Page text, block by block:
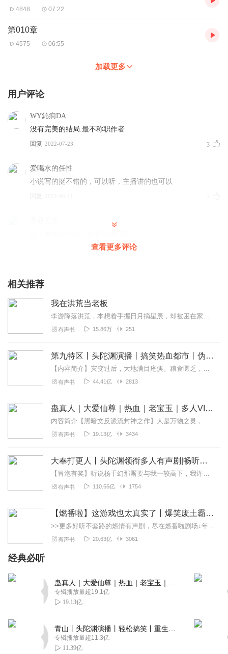
4848 07:22
第010章
4575 06:55
加载更多
用户评论
WY鈊痌DA
没有完美的结局.最不称职作者
回复 2022-07-23 3
爱喝水的任性
小说写的挺不错的，可以听，主播讲的也可以
回复
先听听看如果不错的话再把那半颗补上
2022-07-06
安之silence
2022-06-27
东岸人人
2022-07-10
拉低了分数
2022-08-24
除了说出来的洪荒以外没有一点洪荒的感觉！
2022-05-05 1
洪荒里那么多有名有姓的人物，作者写的就像一群小混混一
2023-08-12
小说名字叫什么，，，，
回复 2022-11-03
查看更多评论
相关推荐
我在洪荒当老板
李游降落洪荒，本想着手握日月摘星辰，却被困在家一座屋子里，必须不停交易才可以出去李游：系统，来，你出来咱俩聊聊。为了能看看花花世界，李游和洪荒里各路人物做起...
有声书 15.86万 251
第九特区丨头陀渊演播丨搞笑热血都市丨伪戒丨VIP免费多人有声剧
【内容简介】灾变过后，大地满目疮痍。粮食匮乏，资源紧俏，局势混乱……一位从待规划区杀出来的青年，背对着漫天黄沙，孤身来到九区谋生，却不曾想偶然结识三五好友，一念...
有声书 44.41亿 2813
蛊真人｜大爱仙尊｜热血｜老宝玉｜多人VIP免费有声剧
内容简介【黑暗文反派流封神之作】人是万物之灵，蛊是天地真精。一个穿越者不断重生的故事。一个养蛊、炼蛊、用蛊的奇特世界。配音组（男角色）老宝玉旁白...
有声书 19.13亿 3434
大奉打更人丨头陀渊领衔多人有声剧|畅听全集|王鹤棣、田曦薇主演影视剧原著|卖报小郎君
【冒泡有奖】听说杨千幻那厮要与我一较高下，我许七安要开始装叉了！快进入声音播放页戳下方输入框，冒个泡偷偷告诉我，我要用哪些诗词才能胜过他？说得好的，有赏！202...
有声书 110.66亿 1754
【燃番啦】这游戏也太真实了丨爆笑废土霸榜神作丨紫襟剧社制作
>>更多好听不套路的燃情有声剧，尽在燃番啦剧场↓年度重磅推荐本专辑为VIP免费专辑每天上午10点5集更新，订阅可以听到最新内容哦！每周抽一个专辑五星优质评论送...
有声书 20.63亿 3061
经典必听
专辑播放量超19.1亿
19.13亿
专辑播放量超11.3亿
11.39亿